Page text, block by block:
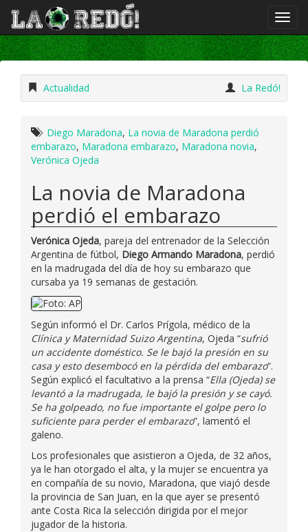
Actualidad La Redó!
Diego Maradona, La novia de Maradona perdió
embarazo, Maradona embarazo, Maradona novia,
Verónica Ojeda
La novia de Maradona
perdió el embarazo
Verónica Ojeda, pareja del entrenador de la Selección
Argentina de fútbol, Diego Armando Maradona, perdió
en la madrugada del día de hoy su embarazo que
cursaba ya 19 semanas de gestación.
Según informó el Dr. Carlos Prígola, médico de la
Clínica y Maternidad Suizo Argentina, Ojeda “sufrió
un accidente doméstico. Se le bajó la presión en su
casa y esto desembocó en la pérdida del embarazo“.
Según explicó el facultativo a la prensa “Ella (Ojeda) se
levantó a la madrugada, le bajó la presión y se cayó.
Se ha golpeado, no fue importante el golpe pero lo
suficiente para perder el embarazo”, lamentó el
galeno.
Los profesionales que asistieron a Ojeda, de 32 años,
ya le han otorgado el alta, y la mujer se encuentra ya
en compañía de su novio, Maradona, que viajó desde
la provincia de San Juan, en la que ayer se presentó
ante Costa Rica la selección dirigida por el mejor
jugador de la historia.